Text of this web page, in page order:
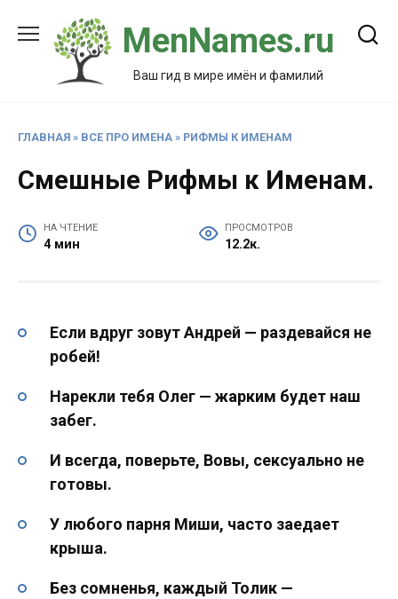
содержанию
MenNames.ru
Ваш гид в мире имён и фамилий
ГЛАВНАЯ » ВСЕ ПРО ИМЕНА » РИФМЫ К ИМЕНАМ
Смешные Рифмы к Именам.
НА ЧТЕНИЕ
4 мин
ПРОСМОТРОВ
12.2к.
Если вдруг зовут Андрей — раздевайся не
робей!
Нарекли тебя Олег — жарким будет наш
забег.
И всегда, поверьте, Вовы, сексуально не
готовы.
У любого парня Миши, часто заедает
крыша.
Без сомненья, каждый Толик —